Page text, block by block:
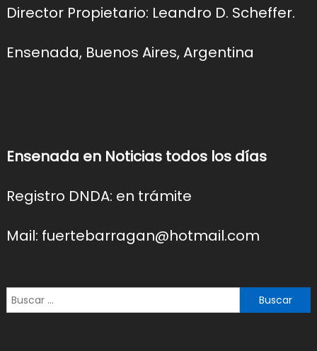
Director Propietario: Leandro D. Scheffer.
Ensenada, Buenos Aires, Argentina
Ensenada en Noticias todos los días
Registro DNDA: en trámite
Mail: fuertebarragan@hotmail.com
Buscar: